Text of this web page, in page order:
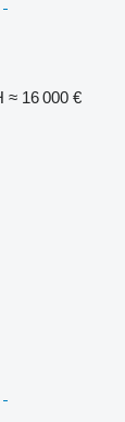
≈ 16 000 €